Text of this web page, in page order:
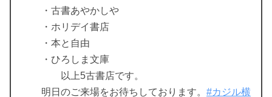
・古書あやかしや
・ホリデイ書店
・本と自由
・ひろしま文庫
以上5古書店です。
明日のご来場をお待ちしております。 #カジル横